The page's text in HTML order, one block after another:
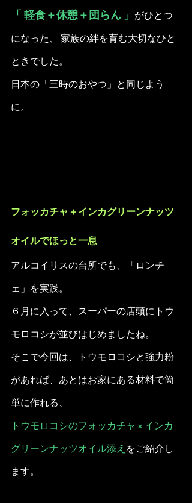
「 軽食＋休憩＋団らん 」 がひとつ
になった、 家族の絆を育む大切なひと
ときでした。
日本の「三時のおやつ」と同じよう
に。
フォッカチャ＋インカグリーンナッツ
オイルでほっと一息
アルコイリスの台所でも、「ロンチ
ェ」を実践。
６月に入って、スーパーの店頭にトウ
モロコシが並びはじめましたね。
そこで今回は、トウモロコシと強力粉
があれば、あとはお家にある材料で簡
単に作れる、
トウモロコシのフォッカチャ × インカ
グリーンナッツオイル添え をご紹介し
ます。